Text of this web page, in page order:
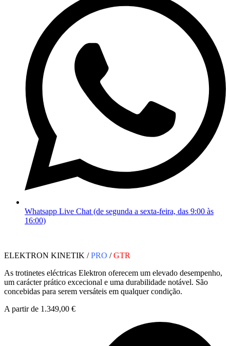
Whatsapp Live Chat (de segunda a sexta-feira, das 9:00 às
16:00)
ELEKTRON KINETIK /PRO /GTR
As trotinetes eléctricas Elektron oferecem um elevado desempenho,
um carácter prático excecional e uma durabilidade notável. São
concebidas para serem versáteis em qualquer condição.
A partir de 1.349,00 €